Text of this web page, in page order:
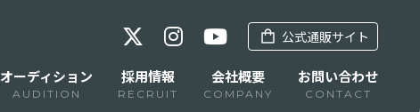
公式通販サイト
オーディション
AUDITION
採用情報
RECRUIT
会社概要
COMPANY
お問い合わせ
CONTACT